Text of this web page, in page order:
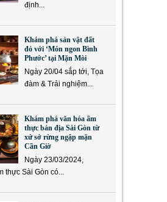
định...
Khám phá sản vật đất
đỏ với ‘Món ngon Bình
Phước’ tại Mặn Mòi
Ngày 20/04 sắp tới, Tọa
đàm & Trải nghiệm...
Khám phá văn hóa ẩm
thực bản địa Sài Gòn từ
xứ sở rừng ngập mặn
Cần Giờ
Ngày 23/03/2024,
thực Sài Gòn có...